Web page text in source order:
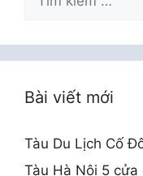
kiếm
Bài viết mới
Tàu Du Lịch Cố
Tàu Hà Nội 5